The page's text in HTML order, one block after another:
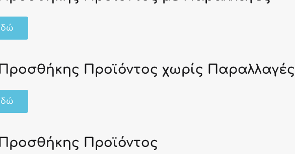
Προϊόντος χωρίς Παραλλαγές
Προϊόντος